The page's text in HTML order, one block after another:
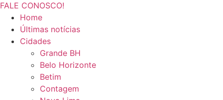
FALE CONOSCO!
Home
Últimas notícias
Cidades
Grande BH
Belo Horizonte
Betim
Contagem